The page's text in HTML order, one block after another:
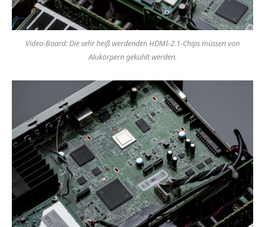
Video-Board: Die sehr heiß werdenden HDMI-2.1-Chips müssen von
Alukörpern gekühlt werden.